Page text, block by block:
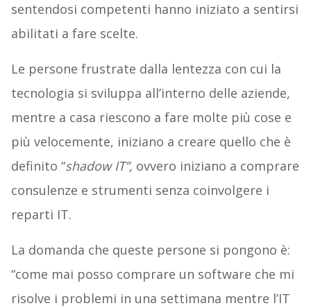
sentendosi competenti hanno iniziato a sentirsi
abilitati a fare scelte.
Le persone frustrate dalla lentezza con cui la
tecnologia si sviluppa all’interno delle aziende,
mentre a casa riescono a fare molte più cose e
più velocemente, iniziano a creare quello che è
definito “shadow IT”, ovvero iniziano a comprare
consulenze e strumenti senza coinvolgere i
reparti IT.
La domanda che queste persone si pongono è:
“come mai posso comprare un software che mi
risolve i problemi in una settimana mentre l’IT